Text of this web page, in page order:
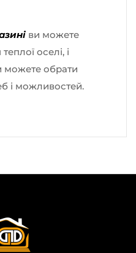
ви можете
оселі, і
можете обрати
і можливостей.